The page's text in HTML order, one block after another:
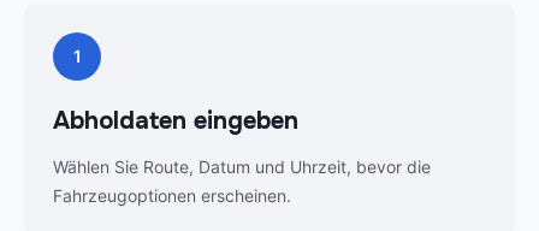
1
Abholdaten eingeben
Wählen Sie Route, Datum und Uhrzeit, bevor die
Fahrzeugoptionen erscheinen.